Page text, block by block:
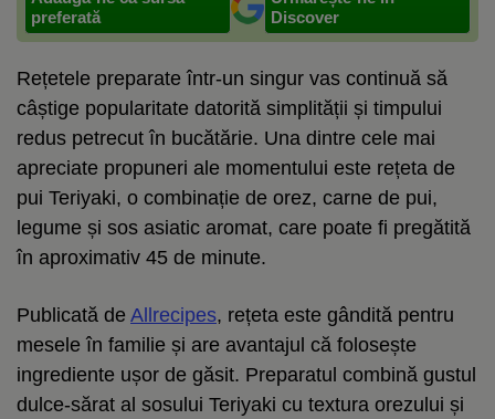
preferată
Discover
Rețetele preparate într-un singur vas continuă să
câștige popularitate datorită simplității și timpului
redus petrecut în bucătărie. Una dintre cele mai
apreciate propuneri ale momentului este rețeta de
pui Teriyaki, o combinație de orez, carne de pui,
legume și sos asiatic aromat, care poate fi pregătită
în aproximativ 45 de minute.
Publicată de Allrecipes, rețeta este gândită pentru
mesele în familie și are avantajul că folosește
ingrediente ușor de găsit. Preparatul combină gustul
dulce-sărat al sosului Teriyaki cu textura orezului și